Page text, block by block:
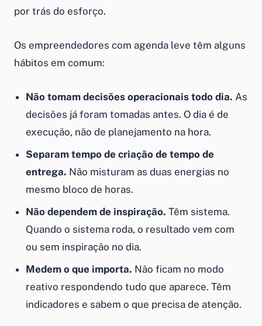
por trás do esforço.
Os empreendedores com agenda leve têm alguns
hábitos em comum:
Não tomam decisões operacionais todo dia. As
decisões já foram tomadas antes. O dia é de
execução, não de planejamento na hora.
Separam tempo de criação de tempo de
entrega. Não misturam as duas energias no
mesmo bloco de horas.
Não dependem de inspiração. Têm sistema.
Quando o sistema roda, o resultado vem com
ou sem inspiração no dia.
Medem o que importa. Não ficam no modo
reativo respondendo tudo que aparece. Têm
indicadores e sabem o que precisa de atenção.